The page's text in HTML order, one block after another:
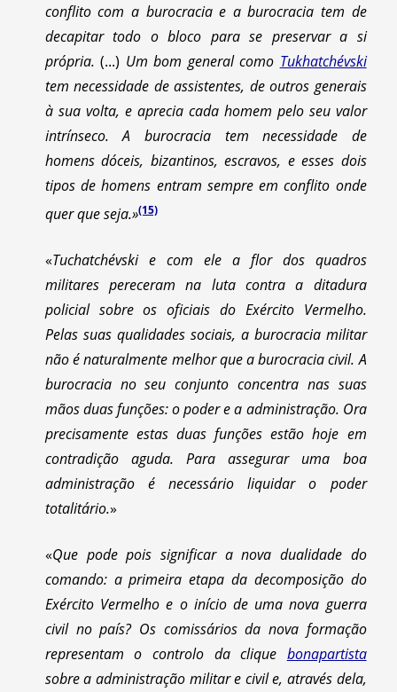
conflito com a burocracia e a burocracia tem de
decapitar todo o bloco para se preservar a si
própria. (...) Um bom general como Tukhatchévski
tem necessidade de assistentes, de outros generais
à sua volta, e aprecia cada homem pelo seu valor
intrínseco. A burocracia tem necessidade de
homens dóceis, bizantinos, escravos, e esses dois
tipos de homens entram sempre em conflito onde
quer que seja.»(15)
«Tuchatchévski e com ele a flor dos quadros
militares pereceram na luta contra a ditadura
policial sobre os oficiais do Exército Vermelho.
Pelas suas qualidades sociais, a burocracia militar
não é naturalmente melhor que a burocracia civil. A
burocracia no seu conjunto concentra nas suas
mãos duas funções: o poder e a administração. Ora
precisamente estas duas funções estão hoje em
contradição aguda. Para assegurar uma boa
administração é necessário liquidar o poder
totalitário.»
«Que pode pois significar a nova dualidade do
comando: a primeira etapa da decomposição do
Exército Vermelho e o início de uma nova guerra
civil no país? Os comissários da nova formação
representam o controlo da clique bonapartista
sobre a administração militar e civil e, através dela,